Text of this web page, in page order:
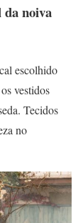
da noiva
escolhido
vestidos
Tecidos
no